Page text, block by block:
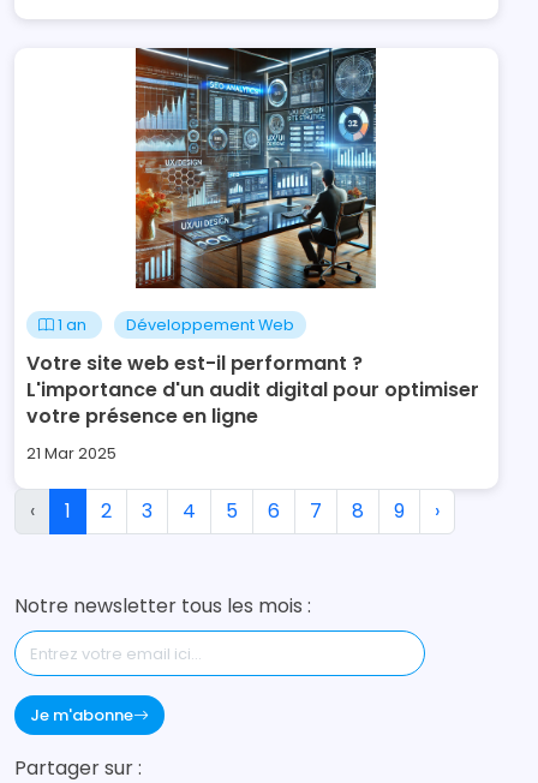
1 an Développement Web
Votre site web est-il performant ?
L'importance d'un audit digital pour optimiser
votre présence en ligne
21 Mar 2025
‹ 1 2 3 4 5 6 7 8 9 ›
Notre newsletter tous les mois :
Je m'abonne
Partager sur :